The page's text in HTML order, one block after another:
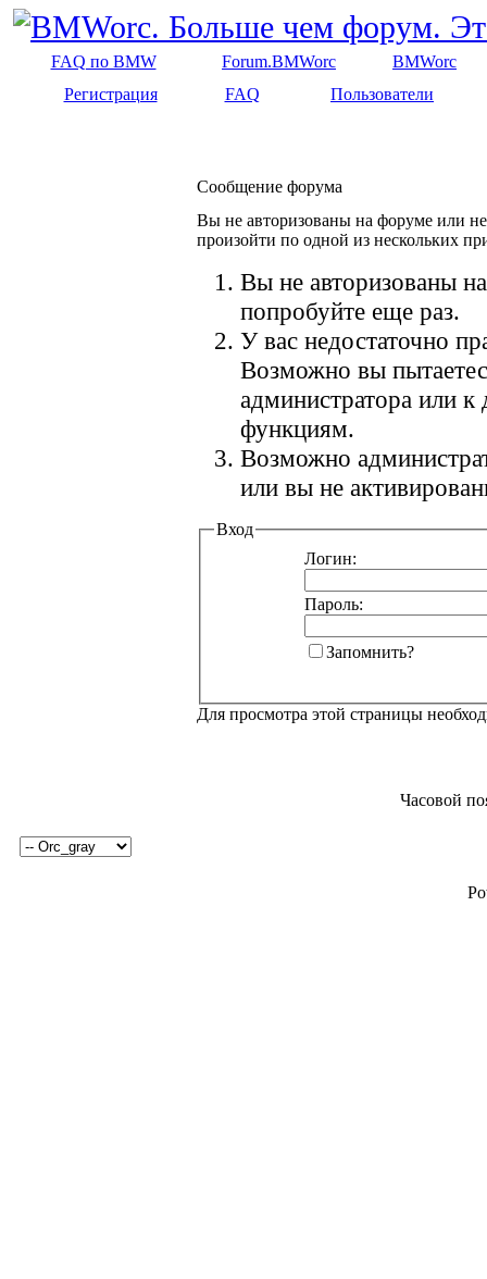
FAQ по BMW Forum.BMWorc
BMWorc
Регистрация
FAQ Пользователи
Сообщение форума
Вы не авторизованы на форуме или
произойти по одной из нескольких
Вы не авторизованы
попробуйте еще раз.
У вас недостаточно
Возможно вы
администратора или
функциям.
Возможно
или вы не
Вход
Логин:
Пароль:
Запомнить?
Для просмотра этой страницы
Часовой